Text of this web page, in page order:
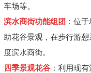
车场等。
滨水商街功能组团 ：位
助花谷景观，在步行游
度滨水商街。
四季景观花谷 ：利用现